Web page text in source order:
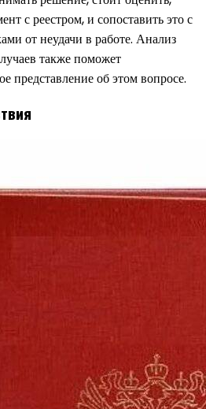
с реестром, и сопоставить это с
от неудачи в работе. Анализ
также поможет
представление об этом вопросе.